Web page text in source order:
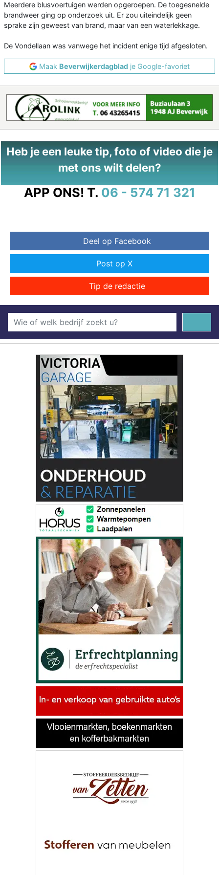
Meerdere blusvoertuigen werden opgeroepen. De toegesnelde
brandweer ging op onderzoek uit. Er zou uiteindelijk geen
sprake zijn geweest van brand, maar van een waterlekkage.
De Vondellaan was vanwege het incident enige tijd afgesloten.
Maak Beverwijkerdagblad je Google-favoriet
Heb je een leuke tip, foto of video die je
met ons wilt delen?
APP ONS! T. 06 - 574 71 321
Deel op Facebook
Post op X
Tip de redactie